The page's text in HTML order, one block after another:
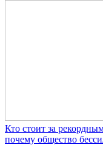
Кто стоит за
почему общество